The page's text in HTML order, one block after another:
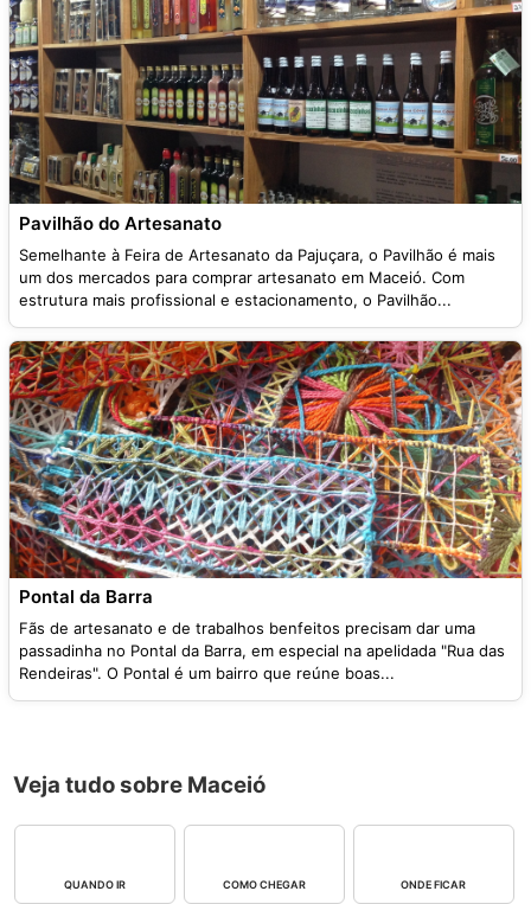
Pavilhão do Artesanato
Semelhante à Feira de Artesanato da Pajuçara, o Pavilhão é mais
um dos mercados para comprar artesanato em Maceió. Com
estrutura mais profissional e estacionamento, o Pavilhão...
Pontal da Barra
Fãs de artesanato e de trabalhos benfeitos precisam dar uma
passadinha no Pontal da Barra, em especial na apelidada "Rua das
Rendeiras". O Pontal é um bairro que reúne boas...
Veja tudo sobre Maceió
QUANDO IR COMO CHEGAR ONDE FICAR